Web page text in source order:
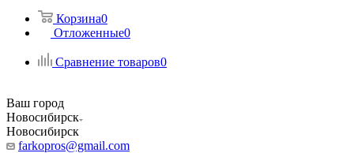
Корзина0
Отложенные0
Сравнение товаров0
Ваш город
Новосибирск
Новосибирск
farkopros@gmail.com